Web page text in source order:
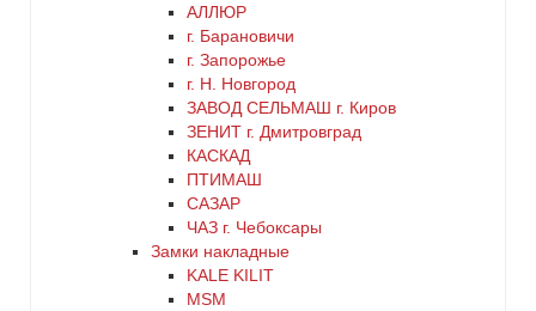
АЛЛЮР
г. Барановичи
г. Запорожье
г. Н. Новгород
ЗАВОД СЕЛЬМАШ г. Киров
ЗЕНИТ г. Дмитровград
КАСКАД
ПТИМАШ
САЗАР
ЧАЗ г. Чебоксары
Замки накладные
KALE KILIT
MSM